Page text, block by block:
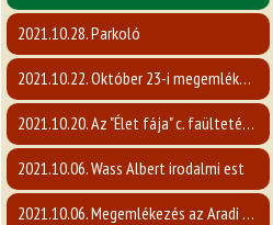
2021.10.28. Parkoló
2021.10.22. Október 23-i megemlékezés
2021.10.20. Az "Élet fája" c. faültetési program
2021.10.06. Wass Albert irodalmi est
2021.10.06. Megemlékezés az Aradi vértanúkra